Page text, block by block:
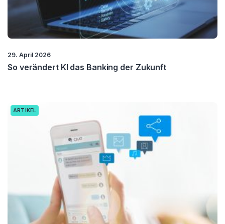
29. April 2026
So verändert KI das Banking der Zukunft
ARTIKEL